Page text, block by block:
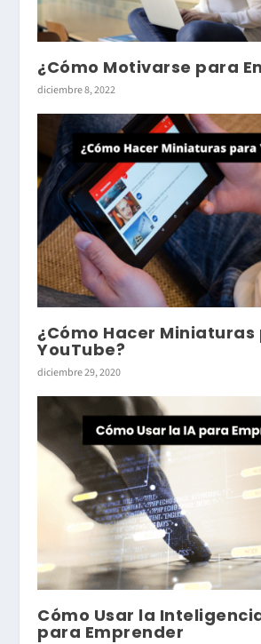
¿Cómo Motivarse para
diciembre 8, 2022
¿Cómo Hacer Miniaturas
YouTube?
diciembre 29, 2020
Cómo Usar la
para Emprender